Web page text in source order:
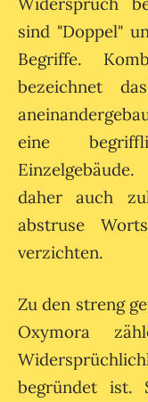
sind "Doppel"
Begriffe.
bezeichnet
eine
daher auch
abstruse
verzichten.
Zu den streng
Oxymora
begründet ist.